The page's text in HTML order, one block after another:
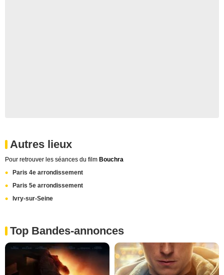
Autres lieux
Pour retrouver les séances du film Bouchra
Paris 4e arrondissement
Paris 5e arrondissement
Ivry-sur-Seine
Top Bandes-annonces